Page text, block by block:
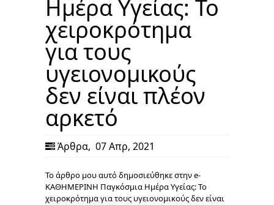
Ημέρα Υγείας: Το
χειροκρότημα
για τους
υγειονομικούς
δεν είναι πλέον
αρκετό
Άρθρα, 07 Απρ, 2021
Το άρθρο μου αυτό δημοσιεύθηκε στην e-
ΚΑΘΗΜΕΡΙΝΗ Παγκόσμια Ημέρα Υγείας: Το
χειροκρότημα για τους υγειονομικούς δεν είναι